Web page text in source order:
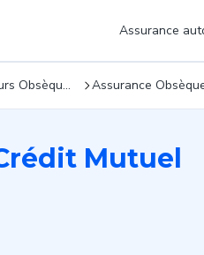
Assurance
Assureurs Obsèques Assurance
Mutuel